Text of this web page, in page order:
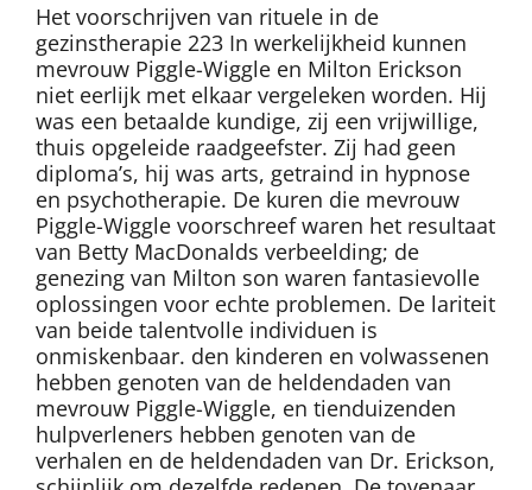
Het voorschrijven van rituele in de
gezinstherapie 223 In werkelijkheid kunnen
mevrouw Piggle-Wiggle en Milton Erickson
niet eerlijk met elkaar vergeleken worden. Hij
was een betaalde kundige, zij een vrijwillige,
thuis opgeleide raadgeefster. Zij had geen
diploma’s, hij was arts, getraind in hypnose
en psychotherapie. De kuren die mevrouw
Piggle-Wiggle voorschreef waren het resultaat
van Betty MacDonalds verbeelding; de
genezing van Milton son waren fantasievolle
oplossingen voor echte problemen. De lariteit
van beide talentvolle individuen is
onmiskenbaar. den kinderen en volwassenen
hebben genoten van de heldendaden van
mevrouw Piggle-Wiggle, en tienduizenden
hulpverleners hebben genoten van de
verhalen en de heldendaden van Dr. Erickson,